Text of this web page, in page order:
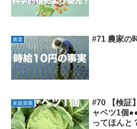
農業 #71 農家の
家庭菜園
#70 【検証
ャベツ1個
ってほんと